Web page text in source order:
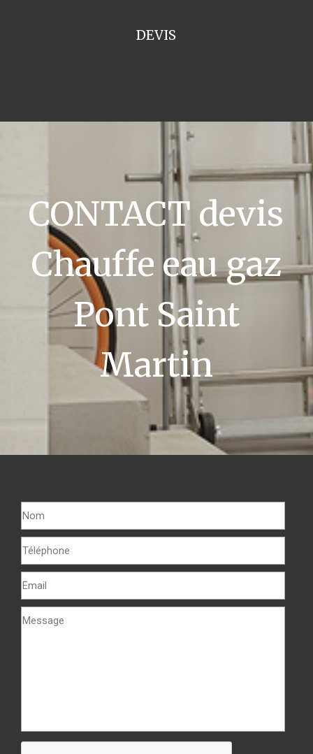
DEVIS
CONTACT devis
Chauffe eau gaz
Pont Saint
Martin